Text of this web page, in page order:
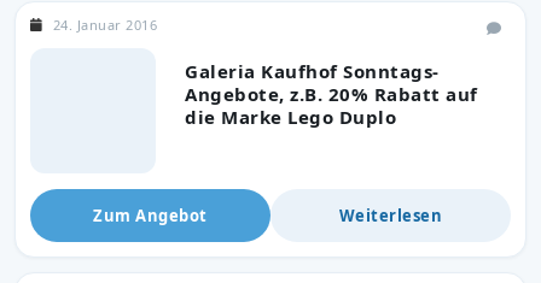
Galeria Kaufhof Sonntags-
Angebote, z.B. 20% Rabatt auf
die Marke Lego Duplo
24. Januar 2016
Zum Angebot Weiterlesen